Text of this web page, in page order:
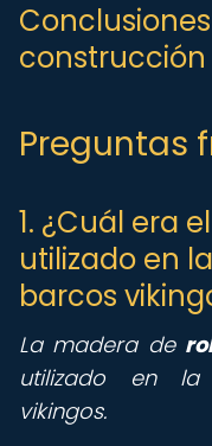
construcción
Preguntas
1. ¿Cuál era
utilizado en
barcos
La madera de
utilizado en la
vikingos.